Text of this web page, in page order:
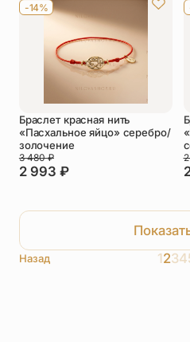
-14%
Браслет красная нить
«Пасхальное яйцо» серебро/
золочение
2 993 ₽
3 480₽
Назад 1234